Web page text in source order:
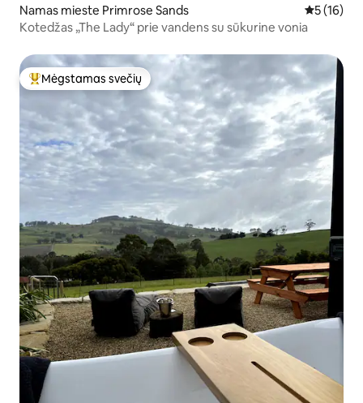
Namas mieste Primrose Sands Vidutinis
5 (16)
Kotedžas „The Lady“ prie vandens su sūkurine vonia
Svečių mėgstamiausias
Mėgstamas svečių